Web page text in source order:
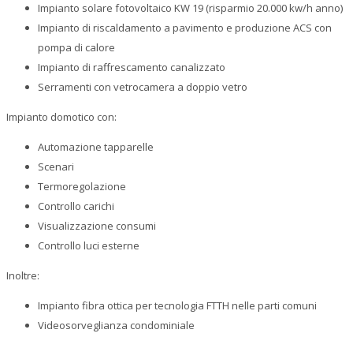
News
Contatti
Impianto solare fotovoltaico KW 19 (risparmio 20.000 kw/h anno)
Impianto di riscaldamento a pavimento e produzione ACS con
pompa di calore
Impianto di raffrescamento canalizzato
Serramenti con vetrocamera a doppio vetro
Impianto domotico con:
Automazione tapparelle
Scenari
Termoregolazione
Controllo carichi
Visualizzazione consumi
Controllo luci esterne
Inoltre:
Impianto fibra ottica per tecnologia FTTH nelle parti comuni
Videosorveglianza condominiale